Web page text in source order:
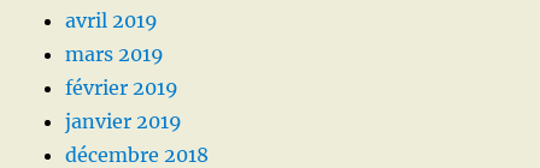
avril 2019
mars 2019
février 2019
janvier 2019
décembre 2018